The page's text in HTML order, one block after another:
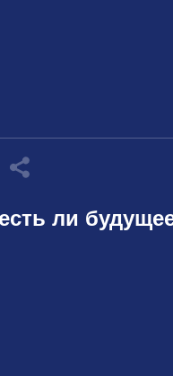
ли